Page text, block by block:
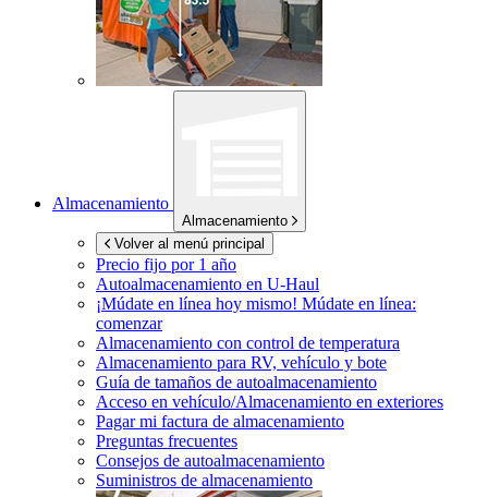
Almacenamiento
Almacenamiento
Volver al menú principal
Precio fijo por 1 año
Autoalmacenamiento en U-Haul
¡Múdate en línea hoy mismo! Múdate en línea:
comenzar
Almacenamiento con control de temperatura
Almacenamiento para RV, vehículo y bote
Guía de tamaños de autoalmacenamiento
Acceso en vehículo/Almacenamiento en exteriores
Pagar mi factura de almacenamiento
Preguntas frecuentes
Consejos de autoalmacenamiento
Suministros de almacenamiento